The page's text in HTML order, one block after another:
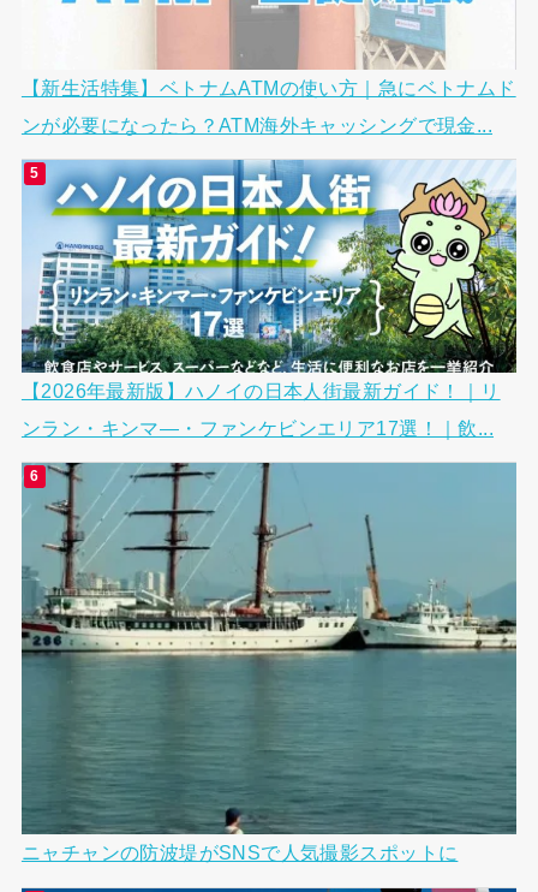
【新生活特集】ベトナムATMの使い方｜急にベトナムド
ンが必要になったら？ATM海外キャッシングで現金...
【2026年最新版】ハノイの日本人街最新ガイド！｜リ
ンラン・キンマ―・ファンケビンエリア17選！｜飲...
ニャチャンの防波堤がSNSで人気撮影スポットに